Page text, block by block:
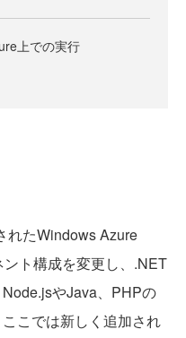
上での実行
れたWindows Azure
ト構成を変更し、.NET
やJava、PHPの
こでは新しく追加され